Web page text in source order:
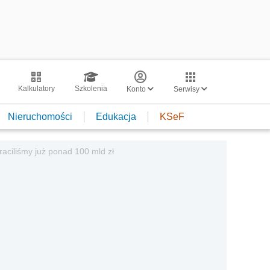
Kalkulatory Szkolenia Konto Serwisy
Nieruchomości Edukacja KSeF
już ponad 100 mld zł